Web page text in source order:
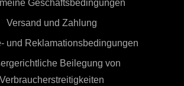
Geschäftsbedingungen
Versand und Zahlung
und Reklamationsbedingungen
Beilegung von
Verbraucherstreitigkeiten